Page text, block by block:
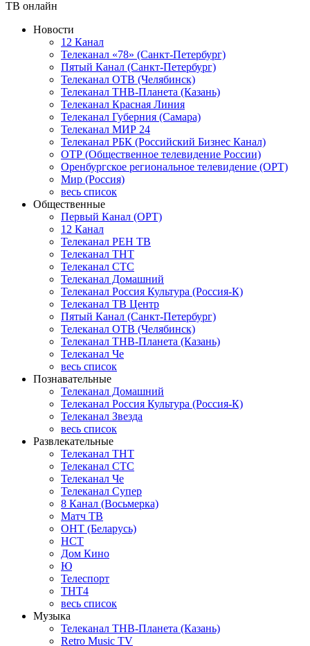
ТВ онлайн
Новости
12 Канал
Телеканал «78» (Санкт-Петербург)
Пятый Канал (Санкт-Петербург)
Телеканал ОТВ (Челябинск)
Телеканал ТНВ-Планета (Казань)
Телеканал Красная Линия
Телеканал Губерния (Самара)
Телеканал МИР 24
Телеканал РБК (Российский Бизнес Канал)
ОТР (Общественное телевидение России)
Оренбургское региональное телевидение (ОРТ)
Мир (Россия)
весь список
Общественные
Первый Канал (ОРТ)
12 Канал
Телеканал РЕН ТВ
Телеканал ТНТ
Телеканал СТС
Телеканал Домашний
Телеканал Россия Культура (Россия-К)
Телеканал ТВ Центр
Пятый Канал (Санкт-Петербург)
Телеканал ОТВ (Челябинск)
Телеканал ТНВ-Планета (Казань)
Телеканал Че
весь список
Познавательные
Телеканал Домашний
Телеканал Россия Культура (Россия-К)
Телеканал Звезда
весь список
Развлекательные
Телеканал ТНТ
Телеканал СТС
Телеканал Че
Телеканал Супер
8 Канал (Восьмерка)
Матч ТВ
ОНТ (Беларусь)
НСТ
Дом Кино
Ю
Телеспорт
ТНТ4
весь список
Музыка
Телеканал ТНВ-Планета (Казань)
Retro Music TV